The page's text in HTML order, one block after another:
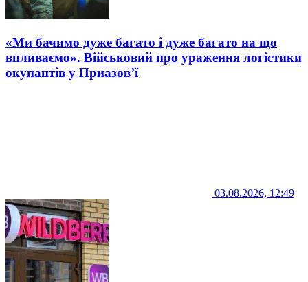
«Ми бачимо дуже багато і дуже багато на що
впливаємо». Військовий про ураження логістики
окупантів у Приазов’ї
03.08.2026, 12:49